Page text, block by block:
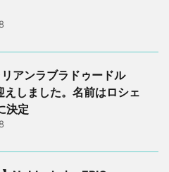
アンラブラドゥードル
えしました。名前はロシェ
決定